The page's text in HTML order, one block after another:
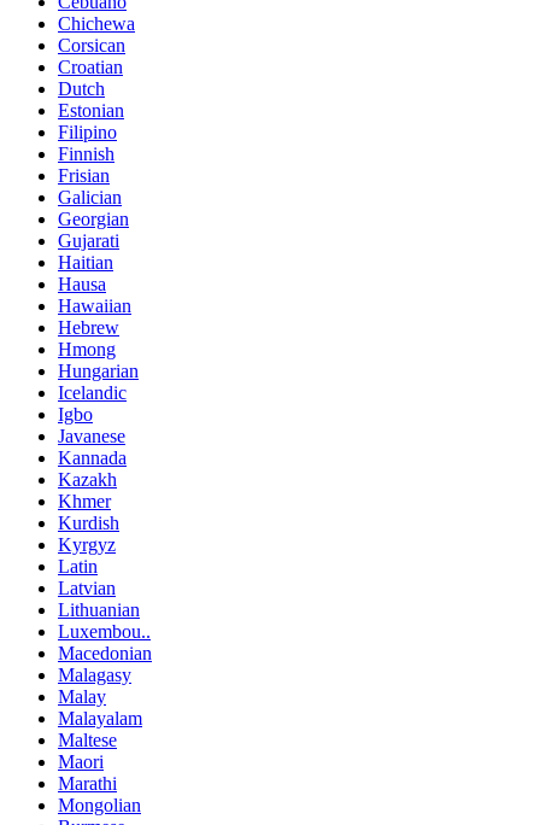
Chichewa
Corsican
Croatian
Dutch
Estonian
Filipino
Finnish
Frisian
Galician
Georgian
Gujarati
Haitian
Hausa
Hawaiian
Hebrew
Hmong
Hungarian
Icelandic
Igbo
Javanese
Kannada
Kazakh
Khmer
Kurdish
Kyrgyz
Latin
Latvian
Lithuanian
Luxembou..
Macedonian
Malagasy
Malay
Malayalam
Maltese
Maori
Marathi
Mongolian